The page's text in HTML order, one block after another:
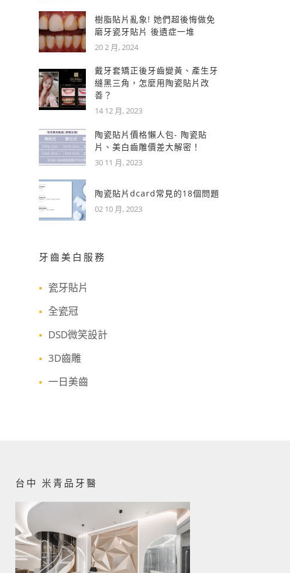
樹脂貼片亂象! 她們超後悔做免
磨牙瓷牙貼片 後遺症一堆
20 2 月, 2024
戴牙套矯正後牙齒變黃、產生牙
縫黑三角，怎麼用陶瓷貼片改
善？
14 12 月, 2023
陶瓷貼片價格懶人包- 陶瓷貼
片、美白齒雕價差大解密！
30 11 月, 2023
陶瓷貼片dcard常見的18個問題
02 10 月, 2023
牙齒美白服務
瓷牙貼片
全瓷冠
DSD微笑設計
3D齒雕
一日美齒
台中 米青品牙醫